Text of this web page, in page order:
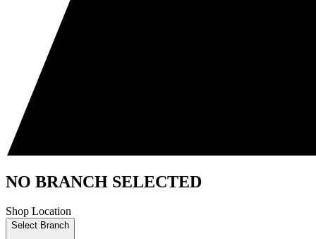
NO BRANCH SELECTED
Shop Location
Select Branch